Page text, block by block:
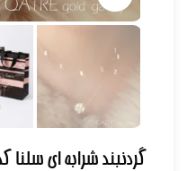
گردنبند شرابه ای سلنا کد